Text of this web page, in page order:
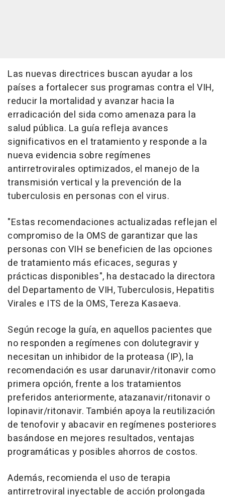
Las nuevas directrices buscan ayudar a los
países a fortalecer sus programas contra el VIH,
reducir la mortalidad y avanzar hacia la
erradicación del sida como amenaza para la
salud pública. La guía refleja avances
significativos en el tratamiento y responde a la
nueva evidencia sobre regímenes
antirretrovirales optimizados, el manejo de la
transmisión vertical y la prevención de la
tuberculosis en personas con el virus.
"Estas recomendaciones actualizadas reflejan el
compromiso de la OMS de garantizar que las
personas con VIH se beneficien de las opciones
de tratamiento más eficaces, seguras y
prácticas disponibles", ha destacado la directora
del Departamento de VIH, Tuberculosis, Hepatitis
Virales e ITS de la OMS, Tereza Kasaeva.
Según recoge la guía, en aquellos pacientes que
no responden a regímenes con dolutegravir y
necesitan un inhibidor de la proteasa (IP), la
recomendación es usar darunavir/ritonavir como
primera opción, frente a los tratamientos
preferidos anteriormente, atazanavir/ritonavir o
lopinavir/ritonavir. También apoya la reutilización
de tenofovir y abacavir en regímenes posteriores
basándose en mejores resultados, ventajas
programáticas y posibles ahorros de costos.
Además, recomienda el uso de terapia
antirretroviral inyectable de acción prolongada